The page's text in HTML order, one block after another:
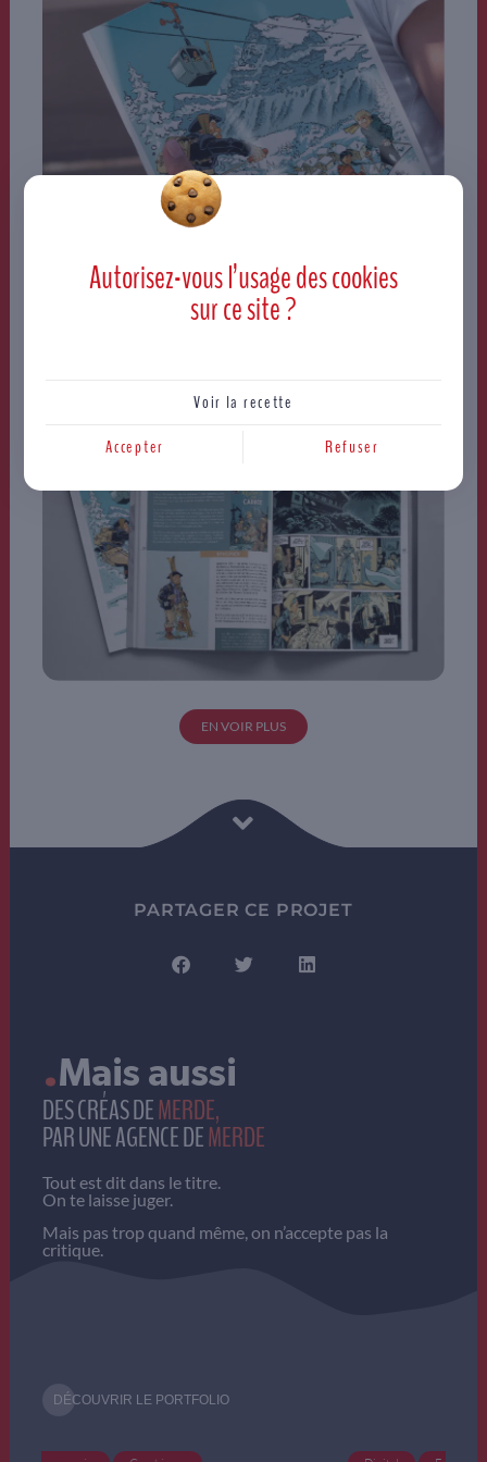
EN VOIR PLUS
PARTAGER CE PROJET
.Mais aussi
DES CRÉAS DEMERDE,
PAR UNE AGENCE DEMERDE
Tout est dit dans le titre.
On te laisse juger.
Mais pas trop quand même, on n’accepte pas la
critique.
DÉCOUVRIR LE PORTFOLIO
Autorisez-vous l’usage descookies
sur ce site ?
Voir la recette
Accepter
Refuser